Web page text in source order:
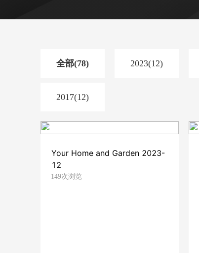
全部(78) 2023(12)
2017(12)
Your Home and Garden 2023-
12
149次浏览